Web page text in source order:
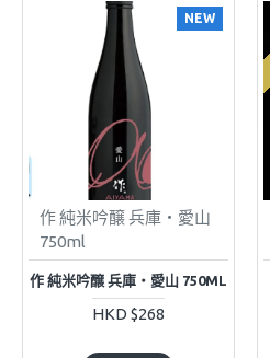
NEW
作 純米吟醸 兵庫・愛山
750ml
作 純米吟醸 兵庫・愛山 750ML
HKD $268